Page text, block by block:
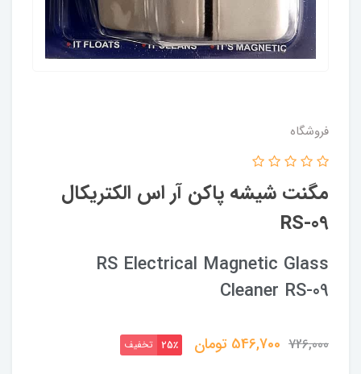
فروشگاه
مگنت شیشه پاکن آر اس الکتریکال
RS-09
RS Electrical Magnetic Glass
Cleaner RS-09
726,000
546,700 تومان 25٪ تخفیف